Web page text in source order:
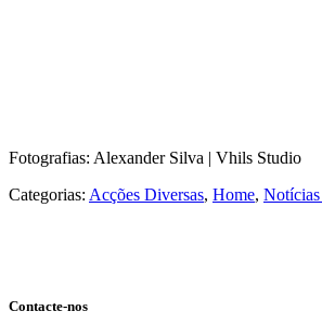
Fotografias: Alexander Silva | Vhils Studio
Categorias: Acções Diversas, Home,
Contacte-nos